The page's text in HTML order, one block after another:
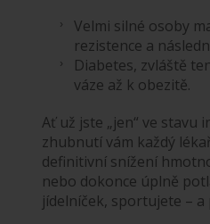
Velmi silné osoby
rezistence a
Diabetes, zvláště
váze až k obezitě.
Ať už jste „jen“ ve stavu
zhubnutí vám každý
definitivní snížení
nebo dokonce úplně
jídelníček, sportujete –